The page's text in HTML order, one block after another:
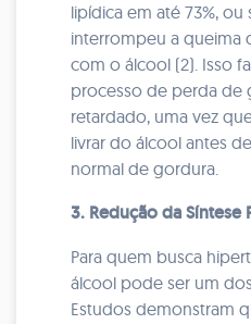
lipídica em até 73%,
interrompeu a queima
com o álcool (2). Isso
processo de perda de
retardado, uma vez
livrar do álcool antes
normal de gordura.
3. Redução da
Para quem busca
álcool pode ser um
Estudos demonstram